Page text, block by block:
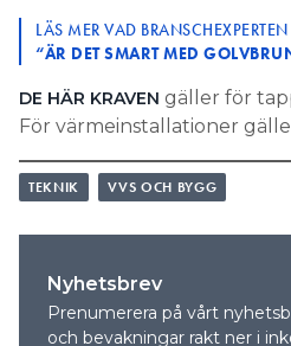
LÄS MER VAD
“ÄR DET SMART MED
DE HÄR KRAVEN gäller för
För värmeinstallationer
TEKNIK VVS OCH BYGG
Nyhetsbrev
Prenumerera på vårt
och bevakningar rakt ner i